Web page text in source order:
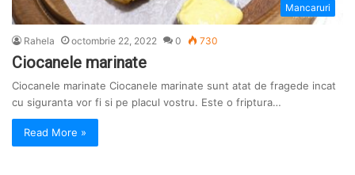
Mancaruri
Rahela octombrie 22, 2022 0 730
Ciocanele marinate
Ciocanele marinate Ciocanele marinate sunt atat de fragede incat
cu siguranta vor fi si pe placul vostru. Este o friptura…
Read More »